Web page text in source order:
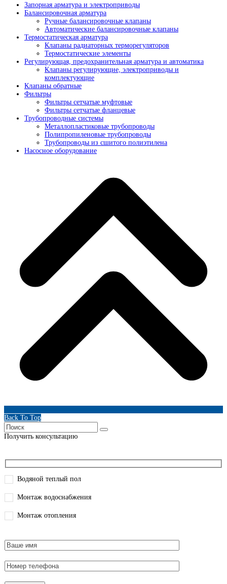
Запорная арматура и электроприводы
Балансировочная арматура
Ручные балансировочные клапаны
Автоматические балансировочные клапаны
Термостатическая арматура
Клапаны радиаторных терморегуляторов
Термостатические элементы
Регулирующая, предохранительная арматура и автоматика
Клапаны регулирующие, электроприводы и
комплектующие
Клапаны обратные
Фильтры
Фильтры сетчатые муфтовые
Фильтры сетчатые фланцевые
Трубопроводные системы
Металлопластиковые трубопроводы
Полипропиленовые трубопроводы
Трубопроводы из сшитого полиэтилена
Насосное оборудование
Back To Top
Получить консультацию
Водяной теплый пол
Монтаж водоснабжения
Монтаж отопления